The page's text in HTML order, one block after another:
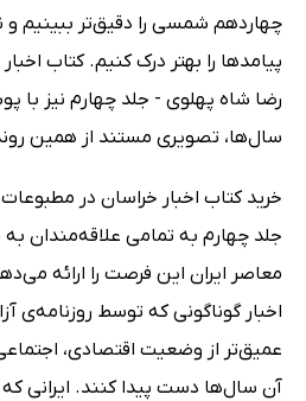
چهاردهم شمسی را دقیق‌تر ببینیم
پیامدها را بهتر درک کنیم. کتاب
رضا شاه پهلوی - جلد چهارم نیز با
سال‌ها، تصویری مستند از همین
خرید کتاب اخبار خراسان در
جلد چهارم به تمامی علاقه‌مندان
معاصر ایران این فرصت را ارائه
اخبار گوناگونی که توسط روزنامه‌ی
عمیق‌تر از وضعیت اقتصادی،
آن سال‌ها دست پیدا کنند. ایرانی